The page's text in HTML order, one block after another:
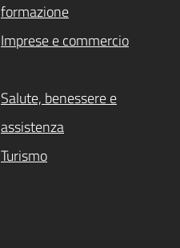
formazione
Imprese e commercio
Salute, benessere e
assistenza
Turismo